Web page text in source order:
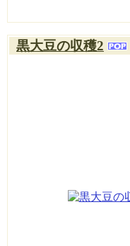
黒大豆の収穫2